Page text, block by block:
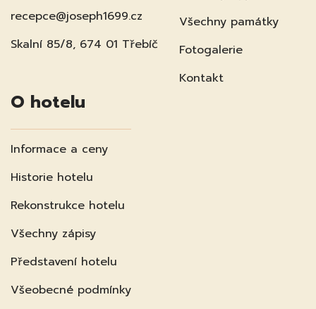
recepce@joseph1699.cz
Skalní 85/8, 674 01 Třebíč
Všechny památky
Fotogalerie
Kontakt
O hotelu
Informace a ceny
Historie hotelu
Rekonstrukce hotelu
Všechny zápisy
Představení hotelu
Všeobecné podmínky